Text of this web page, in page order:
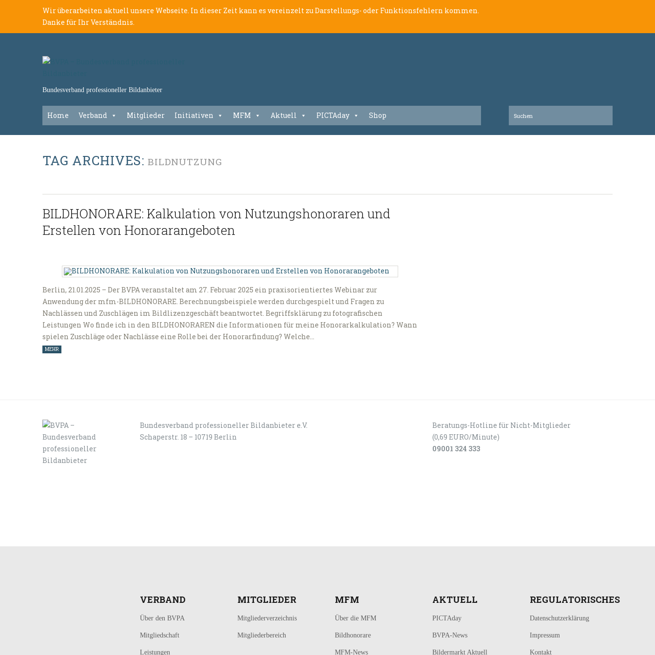
Wir überarbeiten aktuell unsere Webseite. In dieser Zeit kann es vereinzelt zu Darstellungs- oder Funktionsfehlern kommen.
Danke für Ihr Verständnis.
Bundesverband professioneller Bildanbieter
Home Verband Mitglieder Initiativen MFM Aktuell PICTAday Shop
TAG ARCHIVES: BILDNUTZUNG
BILDHONORARE: Kalkulation von Nutzungshonoraren und
Erstellen von Honorarangeboten
Berlin, 21.01.2025 – Der BVPA veranstaltet am 27. Februar 2025 ein praxisorientiertes Webinar zur
Anwendung der mfm-BILDHONORARE. Berechnungsbeispiele werden durchgespielt und Fragen zu
Nachlässen und Zuschlägen im Bildlizenzgeschäft beantwortet. Begriffsklärung zu fotografischen
Leistungen Wo finde ich in den BILDHONORAREN die Informationen für meine Honorarkalkulation? Wann
spielen Zuschläge oder Nachlässe eine Rolle bei der Honorarfindung? Welche…
MEHR
Bundesverband professioneller Bildanbieter e.V.
Schaperstr. 18 – 10719 Berlin
Beratungs-Hotline für Nicht-Mitglieder
(0,69 EURO/Minute)
09001 324 333
VERBAND
Über den BVPA
Mitgliedschaft
Leistungen
MITGLIEDER
Mitgliederverzeichnis
Mitgliederbereich
MFM
Über die MFM
Bildhonorare
MFM-News
AKTUELL
PICTAday
BVPA-News
Bildermarkt Aktuell
REGULATORISCHES
Datenschutzerklärung
Impressum
Kontakt